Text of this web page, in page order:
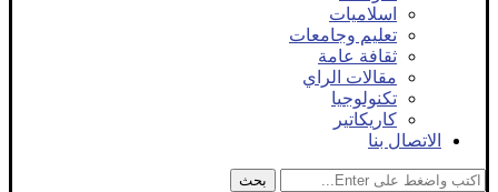
اسلاميات
تعليم وجامعات
ثقافة عامة
مقالات الراي
تكنولوجيا
كاريكاتير
الاتصال بنا
بحث